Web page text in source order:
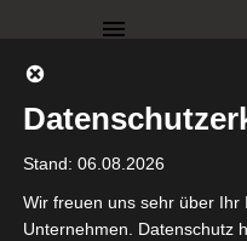
Stand: 06.08.2026
Wir freuen uns sehr über Ihr
Unternehmen. Datenschutz